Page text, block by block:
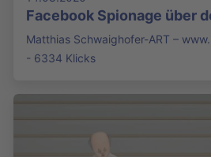
Facebook Spionage über
Matthias Schwaighofer-ART –
- 6334 Klicks